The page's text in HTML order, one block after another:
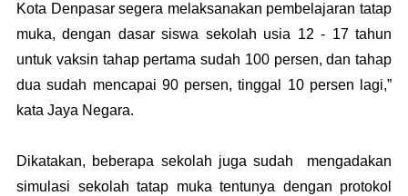
Kota Denpasar segera melaksanakan pembelajaran tatap
muka, dengan dasar siswa sekolah usia 12 - 17 tahun
untuk vaksin tahap pertama sudah 100 persen, dan tahap
dua sudah mencapai 90 persen, tinggal 10 persen lagi,”
kata Jaya Negara.
Dikatakan, beberapa sekolah juga sudah mengadakan
simulasi sekolah tatap muka tentunya dengan protokol